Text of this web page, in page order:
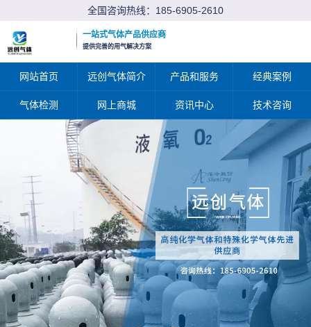
全国咨询热线： 185-6905-2610
一站式气体产品供应商
提供完善的用气解决方案
网站首页 远创气体简介 产品和服务 经典案例
气体检测 网上商城 资讯中心 技术咨询